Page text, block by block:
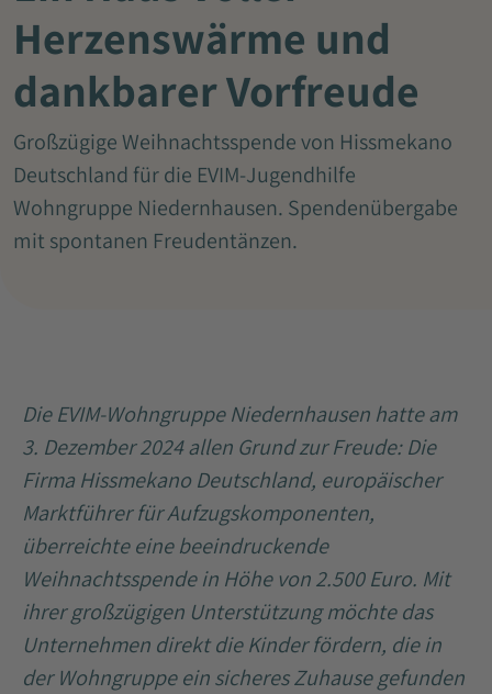
Herzenswärme und
dankbarer Vorfreude
Großzügige Weihnachtsspende von Hissmekano
Deutschland für die EVIM-Jugendhilfe
Wohngruppe Niedernhausen. Spendenübergabe
mit spontanen Freudentänzen.
Die EVIM-Wohngruppe Niedernhausen hatte am
3. Dezember 2024 allen Grund zur Freude: Die
Firma Hissmekano Deutschland, europäischer
Marktführer für Aufzugskomponenten,
überreichte eine beeindruckende
Weihnachtsspende in Höhe von 2.500 Euro. Mit
ihrer großzügigen Unterstützung möchte das
Unternehmen direkt die Kinder fördern, die in
der Wohngruppe ein sicheres Zuhause gefunden